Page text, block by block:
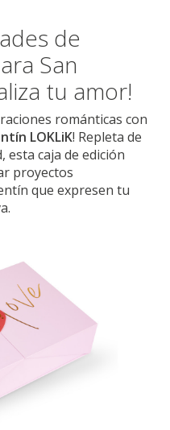
de
San
tu amor!
románticas con
LOKLiK! Repleta de
esta caja de edición
proyectos
que expresen tu